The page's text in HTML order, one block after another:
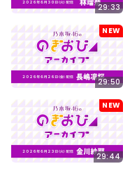
29:33
NEW
29:50
NEW
29:44